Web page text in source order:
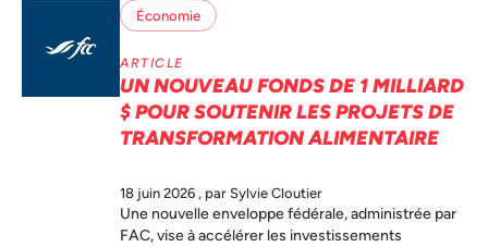
Économie
ARTICLE
UN NOUVEAU FONDS DE 1 MILLIARD
$ POUR SOUTENIR LES PROJETS DE
TRANSFORMATION ALIMENTAIRE
18 juin 2026 , par Sylvie Cloutier
Une nouvelle enveloppe fédérale, administrée par
FAC, vise à accélérer les investissements